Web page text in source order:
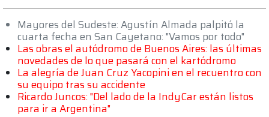
Mayores del Sudeste: Agustín Almada palpitó la
cuarta fecha en San Cayetano: "Vamos por todo"
Las obras el autódromo de Buenos Aires: las últimas
novedades de lo que pasará con el kartódromo
La alegría de Juan Cruz Yacopini en el recuentro con
su equipo tras su accidente
Ricardo Juncos: "Del lado de la IndyCar están listos
para ir a Argentina"